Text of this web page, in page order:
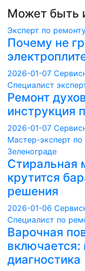
Может быть
Эксперт по
Почему не
2026-01-07
Специалист
Ремонт
инструкция
2026-01-07
Мастер-эксперт
Зеленограде
Стиральная
крутится
решения
2026-01-06
Специалист по
Варочная
включается:
диагностика